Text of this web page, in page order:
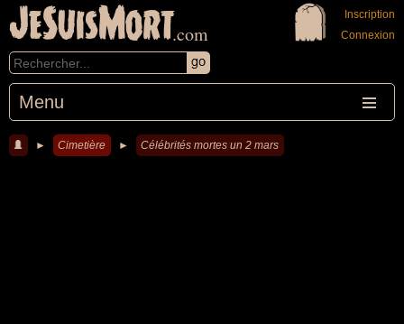
JeSuisMort.com
Menu
Inscription
Connexion
► Cimetière ► Célébrités mortes un 2 mars